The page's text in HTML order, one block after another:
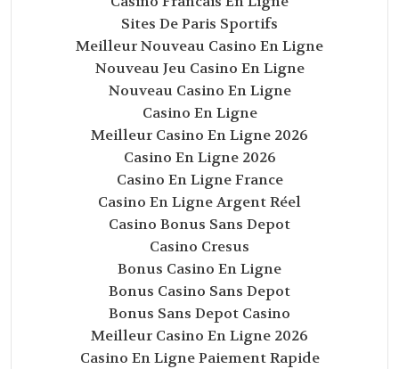
Sites De Paris Sportifs
Meilleur Nouveau Casino En Ligne
Nouveau Jeu Casino En Ligne
Nouveau Casino En Ligne
Casino En Ligne
Meilleur Casino En Ligne 2026
Casino En Ligne 2026
Casino En Ligne France
Casino En Ligne Argent Réel
Casino Bonus Sans Depot
Casino Cresus
Bonus Casino En Ligne
Bonus Casino Sans Depot
Bonus Sans Depot Casino
Meilleur Casino En Ligne 2026
Casino En Ligne Paiement Rapide